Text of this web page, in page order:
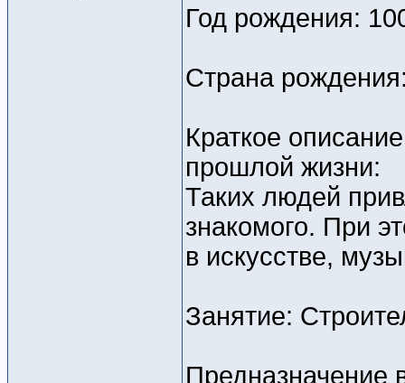
Год рождения:
Страна
Краткое
прошлой жизни:
Таких людей
знакомого. При
в искусстве,
Занятие: